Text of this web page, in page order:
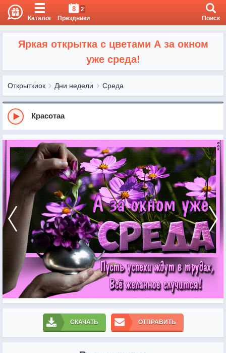
Каталог
8 2
Праздники Поиск
Яркая открытка с цветами А за окном
уже среда!
Открыткиок Дни недели Среда
Красотаа
СКАЧАТЬ ОТПРАВИТЬ